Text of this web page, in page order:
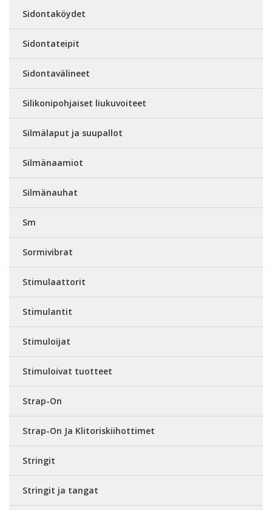
Sidontaköydet
Sidontateipit
Sidontavälineet
Silikonipohjaiset liukuvoiteet
Silmälaput ja suupallot
Silmänaamiot
Silmänauhat
Sm
Sormivibrat
Stimulaattorit
Stimulantit
Stimuloijat
Stimuloivat tuotteet
Strap-On
Strap-On Ja Klitoriskiihottimet
Stringit
Stringit ja tangat